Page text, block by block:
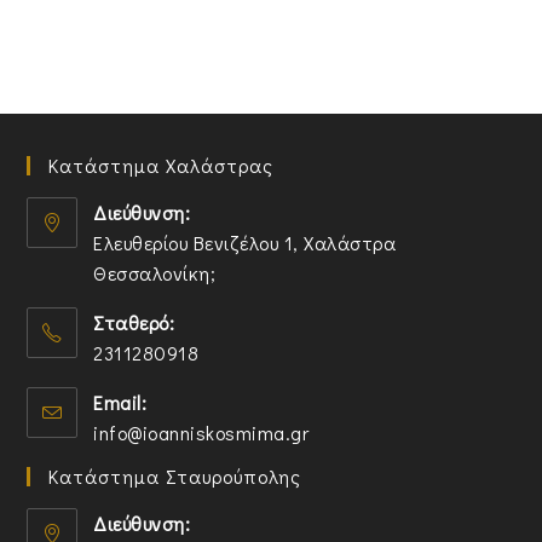
Κατάστημα Χαλάστρας
Διεύθυνση:
Ελευθερίου Βενιζέλου 1, Χαλάστρα
Θεσσαλονίκη;
p
e
s
i
a
n
Σταθερό:
2311280918
p
e
s
Email:
info@ioanniskosmima.grO
Κατάστημα Σταυρούπολης
Διεύθυνση: